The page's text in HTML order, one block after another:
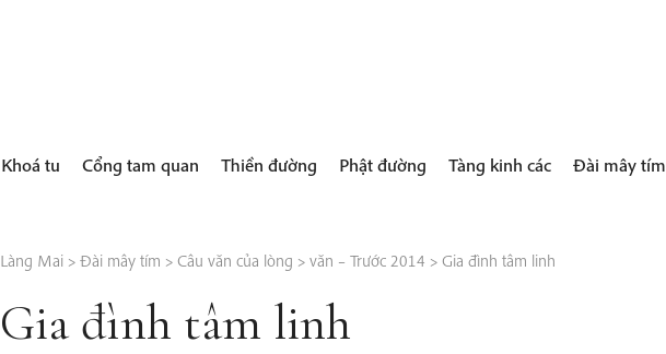
Khoá tu Cổng tam quan Thiền đường Phật đường Tàng kinh các Đài mây tím
Làng Mai> Đài mây tím > Câu văn của lòng > văn – Trước 2014 > Gia đình tâm linh
Gia đình tâm linh